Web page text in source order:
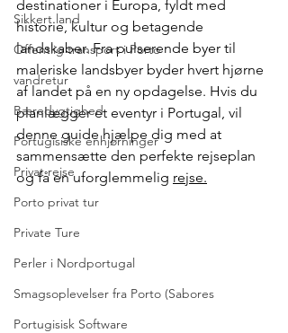
Sikkert land
Offentlig transport i Porto
vandretur
Bæredygtighed
Portugisiske enhjørninger
Privat rejse
Porto privat tur
Private Ture
Perler i Nordportugal
Smagsoplevelser fra Porto (Sabores
Portugisisk Software
destinationer i Europa, fyldt med
historie, kultur og betagende
landskaber. Fra pulserende byer til
maleriske landsbyer byder hvert hjørne
af landet på en ny opdagelse. Hvis du
planlægger et eventyr i Portugal, vil
denne guide hjælpe dig med at
sammensætte den perfekte rejseplan
og få en uforglemmelig rejse.